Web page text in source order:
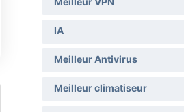
Meilleur VPN
IA
Meilleur Antivirus
Meilleur climatiseur